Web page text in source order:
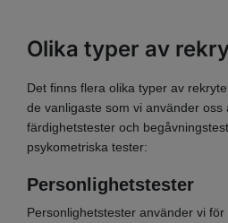
Olika typer av
Det finns flera olika typer av
de vanligaste som vi använder oss
färdighetstester och
psykometriska tester:
Personlighetstester
Personlighetstester använder vi